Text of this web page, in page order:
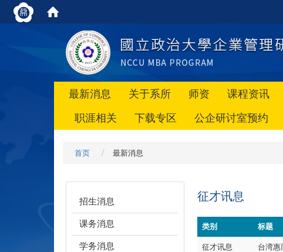
最新消息 关于系所 师资 课程资讯
职涯相关
下载专区 公企研讨室预约
首页 最新消息
招生消息
课务消息
学务消息
征才讯息
类别 标题
征才讯息 台湾惠